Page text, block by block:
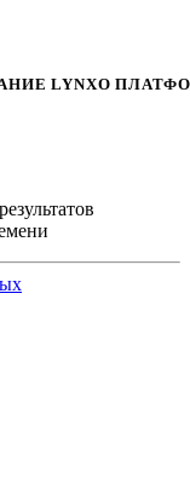
LYNXО